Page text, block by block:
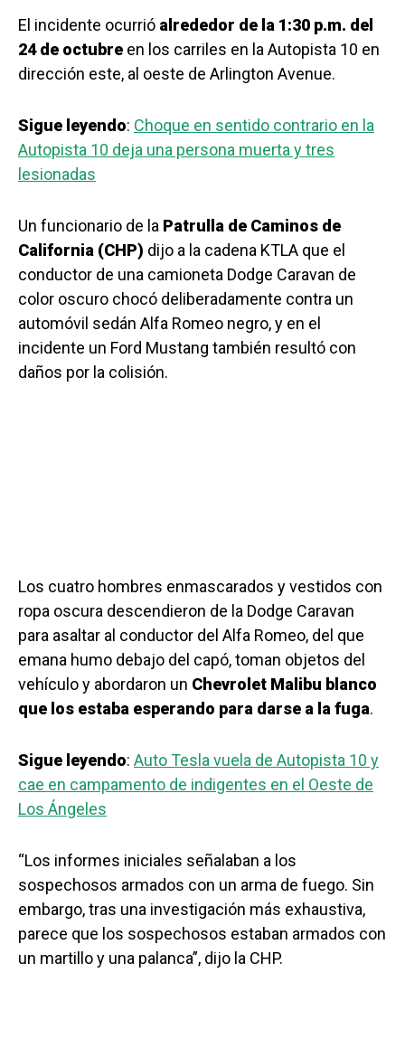
El incidente ocurrió alrededor de la 1:30 p.m. del
24 de octubre en los carriles en la Autopista 10 en
dirección este, al oeste de Arlington Avenue.
Sigue leyendo: Choque en sentido contrario en la
Autopista 10 deja una persona muerta y tres
lesionadas
Un funcionario de la Patrulla de Caminos de
California (CHP) dijo a la cadena KTLA que el
conductor de una camioneta Dodge Caravan de
color oscuro chocó deliberadamente contra un
automóvil sedán Alfa Romeo negro, y en el
incidente un Ford Mustang también resultó con
daños por la colisión.
Los cuatro hombres enmascarados y vestidos con
ropa oscura descendieron de la Dodge Caravan
para asaltar al conductor del Alfa Romeo, del que
emana humo debajo del capó, toman objetos del
vehículo y abordaron un Chevrolet Malibu blanco
que los estaba esperando para darse a la fuga.
Sigue leyendo: Auto Tesla vuela de Autopista 10 y
cae en campamento de indigentes en el Oeste de
Los Ángeles
“Los informes iniciales señalaban a los
sospechosos armados con un arma de fuego. Sin
embargo, tras una investigación más exhaustiva,
parece que los sospechosos estaban armados con
un martillo y una palanca”, dijo la CHP.